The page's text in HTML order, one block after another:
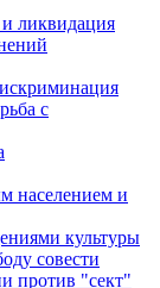
ликвидация
с
населением и
культуры
совести
против "сект"